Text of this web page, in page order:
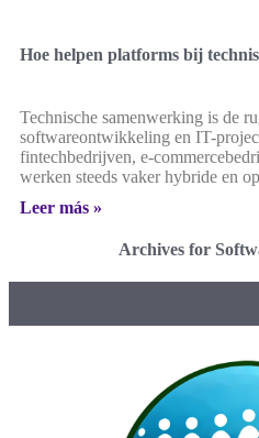
Hoe helpen platforms bij
Technische samenwerking is de
softwareontwikkeling en IT-
fintechbedrijven, e-
werken steeds vaker hybride en
Leer más »
Archives for